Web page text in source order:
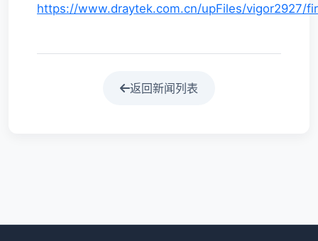
https://www.draytek.com.cn/upFiles/vigor2927/
返回新闻列表